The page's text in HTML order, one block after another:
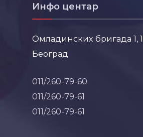
Инфо центар
Омладинских бригада 1,
Београд
011/260-79-60
011/260-79-61
011/260-79-61